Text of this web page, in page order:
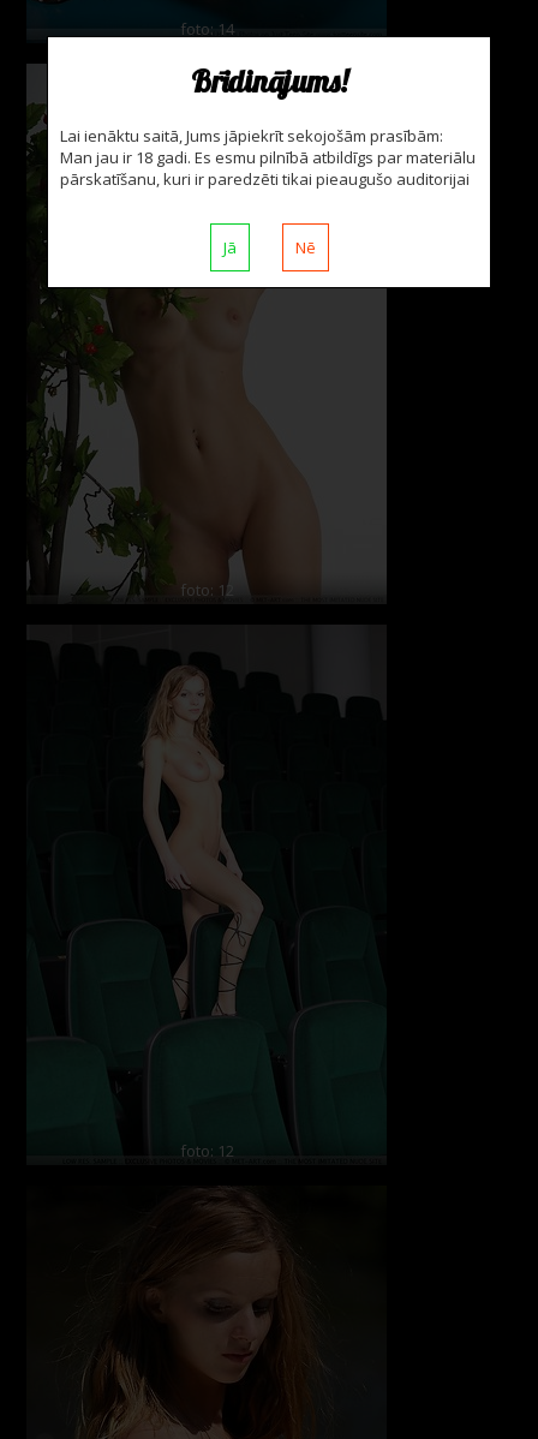
Brīdinājums!
Lai ienāktu saitā, Jums jāpiekrīt sekojošām prasībām:
Man jau ir 18 gadi. Es esmu pilnībā atbildīgs par materiālu
pārskatīšanu, kuri ir paredzēti tikai pieaugušo auditorijai
Jā Nē
foto: 14
foto: 12
foto: 12